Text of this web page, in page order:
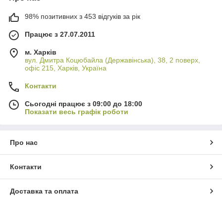
98% позитивних з 453 відгуків за рік
Працює з 27.07.2011
м. Харків
вул. Дмитра Коцюбайла (Державінська), 38, 2 поверх,
офіс 215, Харків, Україна
Контакти
Сьогодні працює з 09:00 до 18:00
Показати весь графік роботи
Про нас
Контакти
Доставка та оплата